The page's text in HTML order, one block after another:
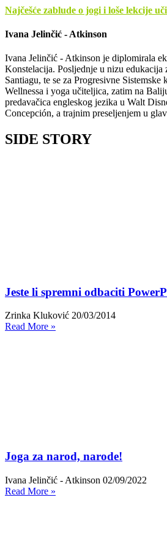
Najčešće zablude o jogi i loše lekcije
Ivana Jelinčić - Atkinson
Ivana Jelinčić - Atkinson je diplomirala
Konstelacija. Posljednje u nizu
Santiagu, te se za Progresivne
Wellnessa i yoga učiteljica, zatim na
predavačica engleskog jezika u Walt
Concepción, a trajnim preseljenjem u
SIDE STORY
Jeste li spremni odbaciti
Zrinka Kluković 20/03/2014
Read More »
Joga za narod, narode!
Ivana Jelinčić - Atkinson 02/09/2022
Read More »